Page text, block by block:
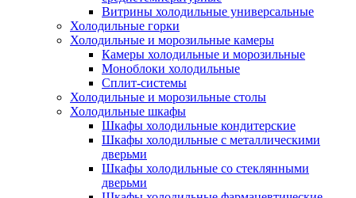
Витрины холодильные универсальные
Холодильные горки
Холодильные и морозильные камеры
Камеры холодильные и морозильные
Моноблоки холодильные
Сплит-системы
Холодильные и морозильные столы
Холодильные шкафы
Шкафы холодильные кондитерские
Шкафы холодильные с металлическими
дверьми
Шкафы холодильные со стеклянными
дверьми